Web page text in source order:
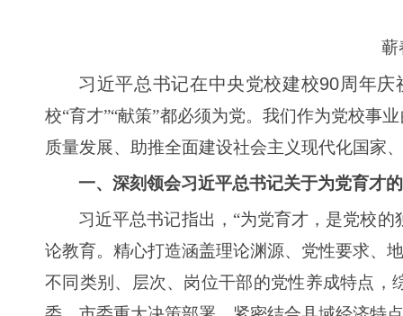
蕲
习近平总书记在中央党校建校90周年
校“育才”“献策”都必须为党。我们作为党校事
质量发展、助推全面建设社会主义现代化国家
一、深刻领会习近平总书记关于为党育才
习近平总书记指出，“为党育才，是党校
论教育。精心打造涵盖理论渊源、党性要求、
不同类别、层次、岗位干部的党性养成特点